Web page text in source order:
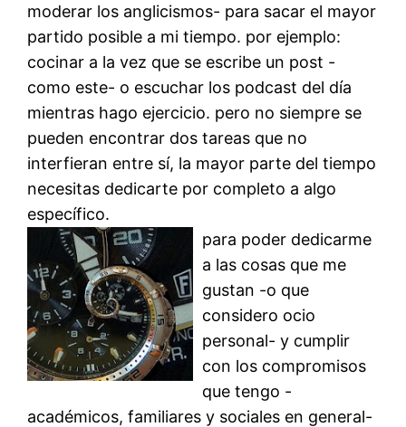
moderar los anglicismos- para sacar el mayor
partido posible a mi tiempo. por ejemplo:
cocinar a la vez que se escribe un post -
como este- o escuchar los podcast del día
mientras hago ejercicio. pero no siempre se
pueden encontrar dos tareas que no
interfieran entre sí, la mayor parte del tiempo
necesitas dedicarte por completo a algo
específico.
para poder dedicarme
a las cosas que me
gustan -o que
considero ocio
personal- y cumplir
con los compromisos
que tengo -
académicos, familiares y sociales en general-